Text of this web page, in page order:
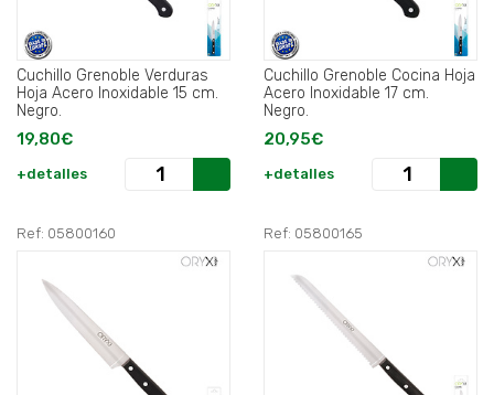
Cuchillo Grenoble Verduras
Hoja Acero Inoxidable 15 cm.
Negro.
19,80€
+detalles
Cuchillo Grenoble Cocina Hoja
Acero Inoxidable 17 cm.
Negro.
20,95€
+detalles
Ref: 05800160 Ref: 05800165